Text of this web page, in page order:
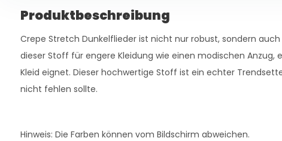
Produktbeschreibung
Crepe Stretch Dunkelflieder ist nicht nur robust, sondern
dieser Stoff für engere Kleidung wie einen modischen Anzug,
Kleid eignet. Dieser hochwertige Stoff ist ein echter
nicht fehlen sollte.
Hinweis: Die Farben können vom Bildschirm abweichen.